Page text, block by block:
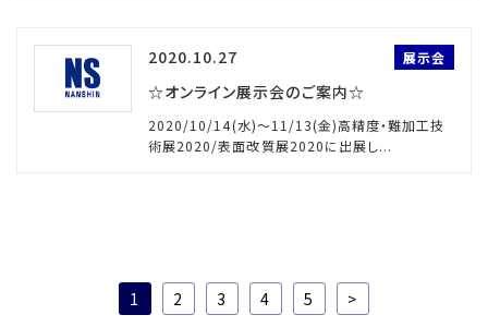
展示会
2020.10.27
☆オンライン展示会のご案内☆
2020/10/14(水)～11/13(金)高精度・難加工技
術展2020/表面改質展2020に出展し...
1 2 3 4 5 >